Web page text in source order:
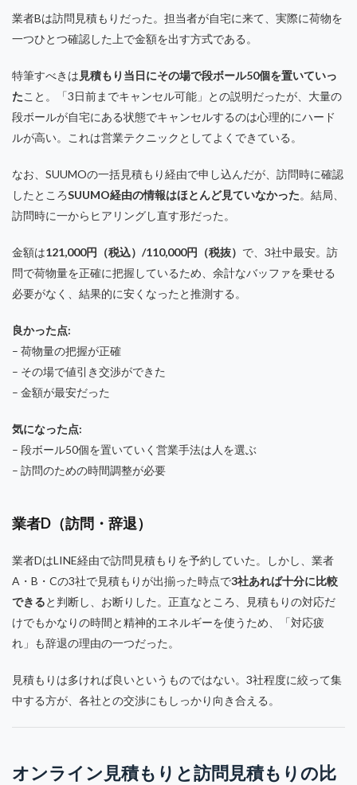
業者Bは訪問見積もりだった。担当者が自宅に来て、実際に荷物を
一つひとつ確認した上で金額を出す方式である。
特筆すべきは 見積もり当日にその場で段ボール50個を置いていっ
たこと。「3日前までキャンセル可能」との説明だったが、大量の
段ボールが自宅にある状態でキャンセルするのは心理的にハード
ルが高い。これは営業テクニックとしてよくできている。
なお、SUUMOの一括見積もり経由で申し込んだが、訪問時に確認
したところSUUMO経由の情報はほとんど見ていなかった。結局、
訪問時に一からヒアリングし直す形だった。
金額は121,000円（税込）/110,000円（税抜） で、3社中最安。訪
問で荷物量を正確に把握しているため、余計なバッファを乗せる
必要がなく、結果的に安くなったと推測する。
良かった点:
– 荷物量の把握が正確
– その場で値引き交渉ができた
– 金額が最安だった
気になった点:
– 段ボール50個を置いていく営業手法は人を選ぶ
– 訪問のための時間調整が必要
業者D（訪問・辞退）
業者DはLINE経由で訪問見積もりを予約していた。しかし、業者
A・B・Cの3社で見積もりが出揃った時点で3社あれば十分に比較
できると判断し、お断りした。正直なところ、見積もりの対応だ
けでもかなりの時間と精神的エネルギーを使うため、「対応疲
れ」も辞退の理由の一つだった。
見積もりは多ければ良いというものではない。3社程度に絞って集
中する方が、各社との交渉にもしっかり向き合える。
オンライン見積もりと訪問見積もりの比